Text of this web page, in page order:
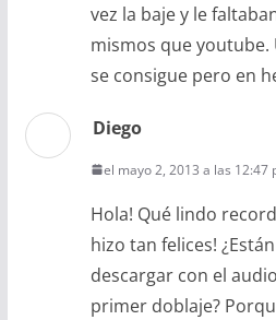
vez la baje y le
mismos que youtube.
se consigue pero en
Diego
el mayo 2, 2013 a las 12:47
Hola! Qué lindo
hizo tan felices!
descargar con el
primer doblaje?